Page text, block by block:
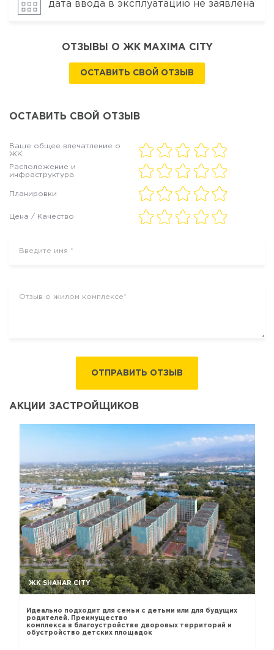
дата ввода в эксплуатацию не заявлена
ОТЗЫВЫ О ЖК MAXIMA CITY
ОСТАВИТЬ СВОЙ ОТЗЫВ
ОСТАВИТЬ СВОЙ ОТЗЫВ
Ваше общее впечатление о
ЖК
Расположение и
инфраструктура
Планировки
Цена / Качество
ОТПРАВИТЬ ОТЗЫВ
АКЦИИ ЗАСТРОЙЩИКОВ
ЖК SHAHAR CITY
Идеально подходит для семьи с детьми или для будущих
родителей. Преимущество
комплекса в благоустройстве дворовых территорий и
обустройство детских площадок